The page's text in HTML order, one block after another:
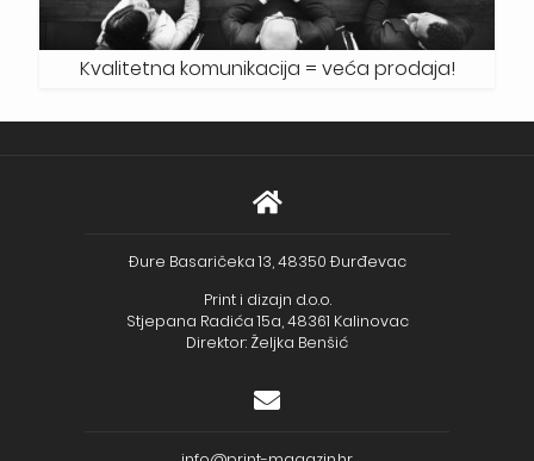
Kvalitetna komunikacija = veća prodaja!
Đure Basaričeka 13, 48350 Đurđevac
Print i dizajn d.o.o.
Stjepana Radića 15a, 48361 Kalinovac
Direktor: Željka Benšić